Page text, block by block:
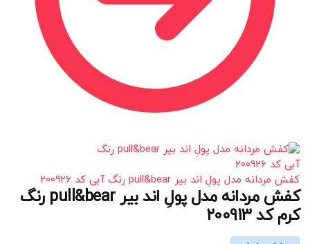
کفش مردانه مدل پولِ اند بیر pull&bear رنگ آبی کد 200926
کفش مردانه مدل پولِ اند بیر pull&bear رنگ
کرم کد 200913